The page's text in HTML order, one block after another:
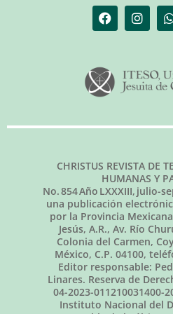
CHRISTUS REVISTA DE
HUMANAS Y
No.854Año LXXXIII, julio-
una publicación
por la Provincia
Jesús, A.R., Av. Río
Colonia del Carmen,
México, C.P. 04100,
Editor responsable:
Linares. Reserva de
04-2023-011210031400-
Instituto Nacional del